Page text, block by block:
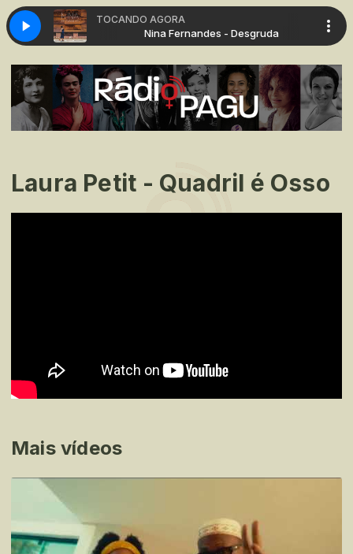
TOCANDO AGORA
- Desgruda Nina Fernandes - Desgruda
Laura Petit - Quadril é Osso
Mais vídeos